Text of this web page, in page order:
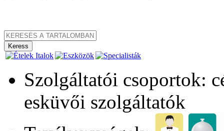
Szolgáltatói csoportok:
esküvői szolgáltatók